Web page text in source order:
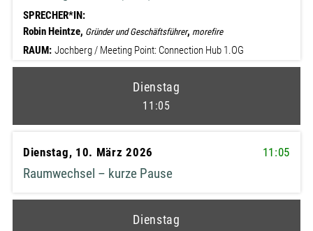
SPRECHER*IN:
Robin Heintze, Gründer und Geschäftsführer, morefire
RAUM: Jochberg / Meeting Point: Connection Hub 1.OG​
Dienstag
11:05
Dienstag, 10. März 2026 11:05
Raumwechsel – kurze Pause
Dienstag